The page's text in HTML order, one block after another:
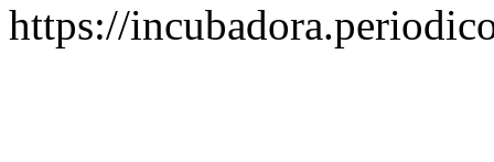
https://